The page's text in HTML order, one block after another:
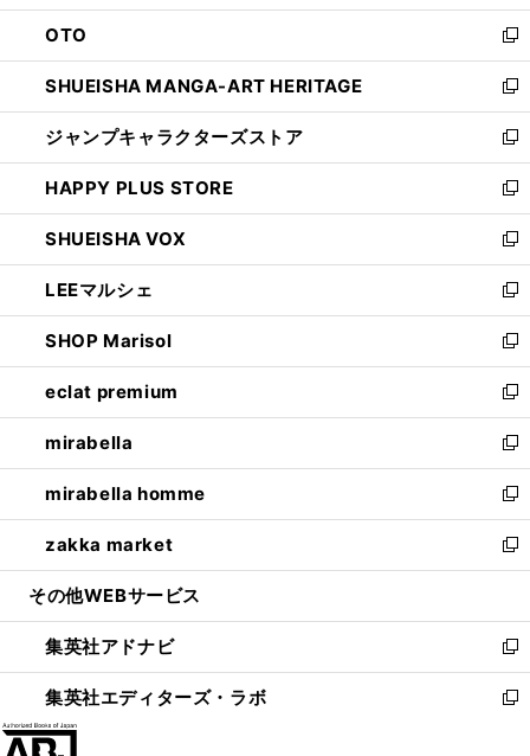
ウ
で
開
く
ン
ド
ウ
で
開
く
OTO
新
し
い
ウ
ィ
ン
ド
ウ
で
開
く
SHUEISHA MANGA-ART HERITAGE
新
し
い
ウ
ィ
ン
ド
ウ
で
開
く
ジャンプキャラクターズストア
新
し
い
ウ
ィ
ン
ド
ウ
で
開
く
HAPPY PLUS STORE
新
し
い
ウ
ィ
ン
ド
ウ
で
開
く
SHUEISHA VOX
新
し
い
ウ
ィ
ン
ド
ウ
で
開
く
LEEマルシェ
新
し
い
ウ
ィ
ン
ド
ウ
で
開
く
SHOP Marisol
新
し
い
ウ
ィ
ン
ド
ウ
で
開
eclat premium
新
し
い
ウ
ィ
ン
ド
ウ
開
く
mirabella
新
し
い
ウ
ィ
ン
ウ
で
開
く
mirabella homme
新
し
い
ウ
ン
ド
ウ
で
zakka market
新
し
ウ
ィ
ン
ド
その他WEBサービス
集英社アドナビ
新
し
い
集英社エディターズ・ラボ
新